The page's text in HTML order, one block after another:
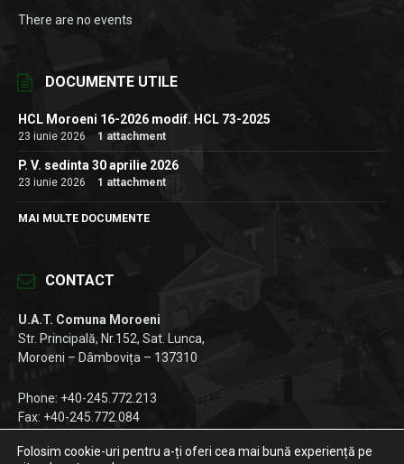
There are no events
DOCUMENTE UTILE
HCL Moroeni 16-2026 modif. HCL 73-2025
23 iunie 2026 1 attachment
P. V. sedinta 30 aprilie 2026
23 iunie 2026 1 attachment
MAI MULTE DOCUMENTE
CONTACT
U.A.T. Comuna Moroeni
Str. Principală, Nr.152, Sat. Lunca,
Moroeni – Dâmbovița – 137310
Phone: +40-245.772.213
Fax: +40-245.772.084
Folosim cookie-uri pentru a-ți oferi cea mai bună experiență pe